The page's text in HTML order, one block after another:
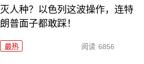
灭人种？以色列这波操作，连特
朗普面子都敢踩！
最热 阅读 6856